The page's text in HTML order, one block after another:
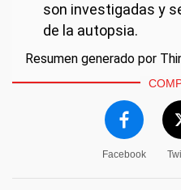
son investigadas y
de la autopsia.
Resumen generado por
Facebook